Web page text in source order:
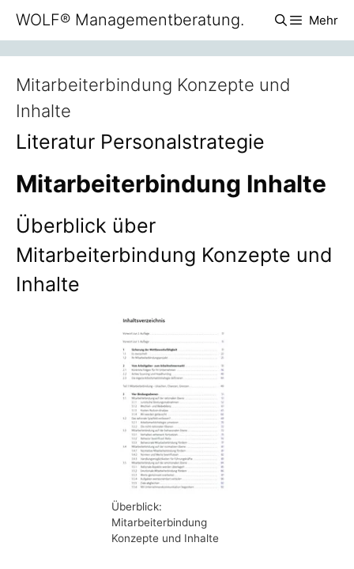
Zum
Inhalt
springen
WOLF® Managementberatung. Mehr
Mitarbeiterbindung Konzepte und
Inhalte
Literatur Personalstrategie
Mitarbeiterbindung Inhalte
Überblick über
Mitarbeiterbindung Konzepte und
Inhalte
Überblick:
Mitarbeiterbindung
Konzepte und Inhalte